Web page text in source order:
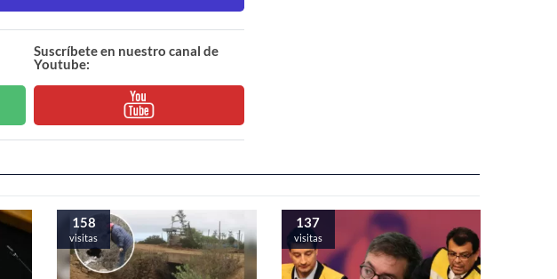
Suscríbete en nuestro canal de
Youtube:
158
visitas
137
visitas